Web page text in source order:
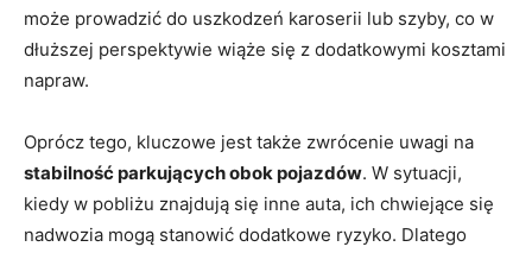
może prowadzić‌ do uszkodzeń karoserii lub szyby, co w
dłuższej ⁢perspektywie wiąże się z dodatkowymi⁢ kosztami
​napraw.
Oprócz tego, kluczowe jest także zwrócenie uwagi‍ na⁤
stabilność parkujących obok pojazdów. W sytuacji,
kiedy w pobliżu znajdują się⁣ inne auta, ich chwiejące ⁤się⁢
nadwozia‌ mogą ⁣stanowić dodatkowe ryzyko. ⁤Dlatego